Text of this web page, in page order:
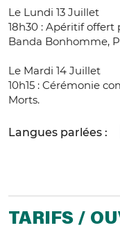
Le Lundi 13 Juillet
18h30 : Apéritif offert
Banda Bonhomme,
Le Mardi 14 Juillet
10h15 : Cérémonie
Morts.
Langues parlées :
TARIFS /